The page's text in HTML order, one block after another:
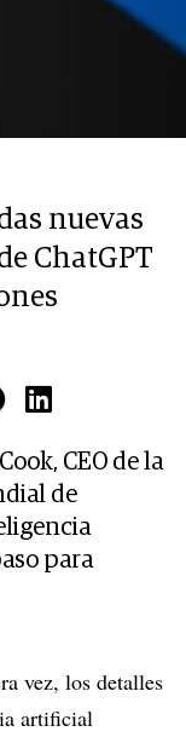
nuevas
ChatGPT
CEO de la
de
para
vez, los detalles
artificial